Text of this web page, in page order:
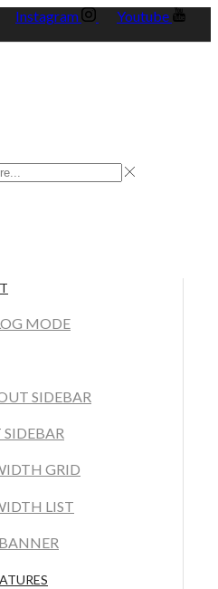
Instagram
Youtube
MODE
SIDEBAR
GRID
LIST